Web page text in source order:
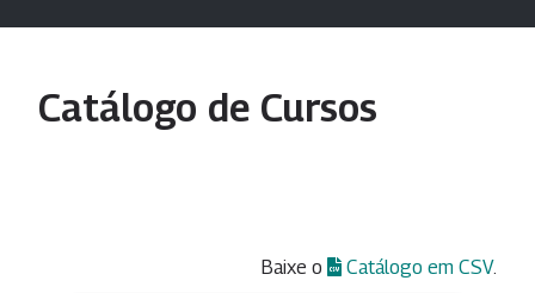
Catálogo de Cursos
Baixe o Catálogo em CSV.